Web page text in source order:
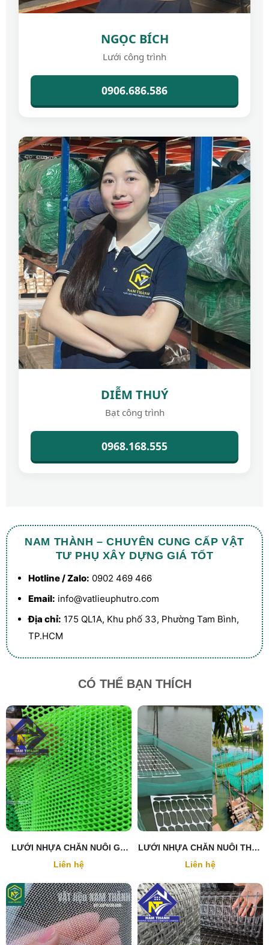
NGỌC BÍCH
Lưới công trình
0906.686.586
DIỄM THUÝ
Bạt công trình
0968.168.555
NAM THÀNH – CHUYÊN CUNG CẤP VẬT
TƯ PHỤ XÂY DỰNG GIÁ TỐT
Hotline / Zalo: 0902 469 466
Email: info@vatlieuphutro.com
Địa chỉ: 175 QL1A, Khu phố 33, Phường Tam Bình,
TP.HCM
CÓ THỂ BẠN THÍCH
LƯỚI NHỰA CHĂN NUÔI GÀ
VỊT
Liên hệ
LƯỚI NHỰA CHĂN NUÔI THỦY
SẢN
Liên hệ